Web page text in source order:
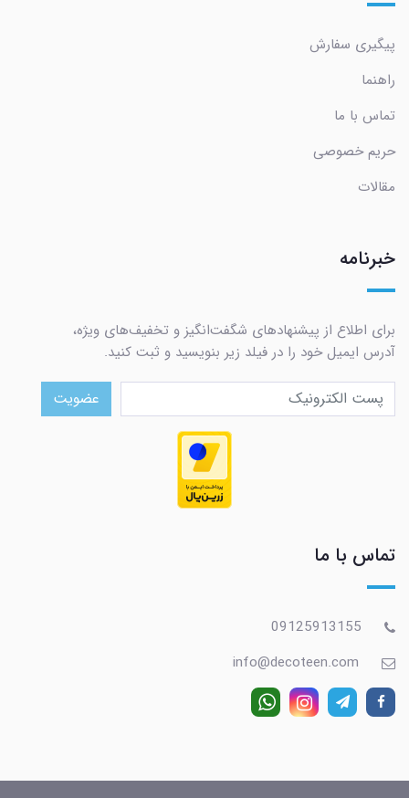
پیگیری سفارش
راهنما
تماس با ما
حریم خصوصی
مقالات
خبرنامه
برای اطلاع از پیشنهادهای شگفت‌انگیز و تخفیف‌های ویژه،
آدرس ایمیل خود را در فیلد زیر بنویسید و ثبت کنید.
عضویت
تماس با ما